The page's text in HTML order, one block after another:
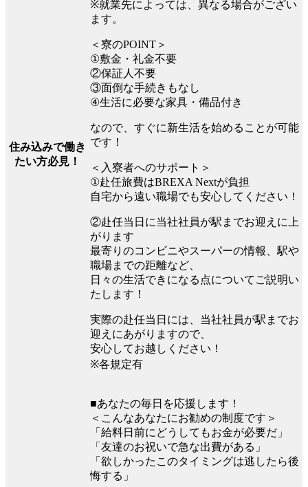
住み込みで働き
たい方必見！
※就業先によっては、異なる場合がござい
ます。
＜寮のPOINT＞
①敷金・礼金不要
②保証人不要
③面倒な手続きもなし
④生活に必要な家具・備品付き
なので、すぐに新生活を始めることが可能
です！
＜入寮者へのサポート＞
①赴任旅費はBREXA Nextが負担
自宅から遠い職場でも安心してください！
②赴任当日に当社社員が駅までお迎えに上
がります
最寄りのコンビニやスーパーの情報、駅や
職場までの距離など、
日々の生活できになる点についてご説明い
たします！
実際の赴任当日には、当社社員が駅までお
迎えにあがりますので、
安心してお越しください！
※各規定有
■あなたの毎日を応援します！
＜こんなあなたにお勧めの制度です＞
「給料日前にどうしてもお金が必要だ」
「友達のお祝いで急な出費がある」
「欲しかったこのタイミングは逃したら後
悔する」